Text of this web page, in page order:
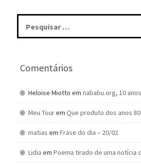
Pesquisar
por:
Comentários
Heloise Miotto em nababu.org, 10 anos
Meu Tourem Que produto dos anos
matias em Frase do dia – 20/02
Lidia em Poema tirado de uma notícia